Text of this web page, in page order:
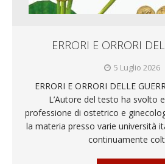
ERRORI E ORRORI
5 Luglio 2026
ERRORI E ORRORI DELLE
L’Autore del testo ha svolto
professione di ostetrico e
la materia presso varie università
continuamente